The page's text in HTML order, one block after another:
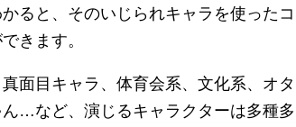
ると、そのいじられキャラを使ったコ
きます。
面目キャラ、体育会系、文化系、オタ
…など、演じるキャラクターは多種多